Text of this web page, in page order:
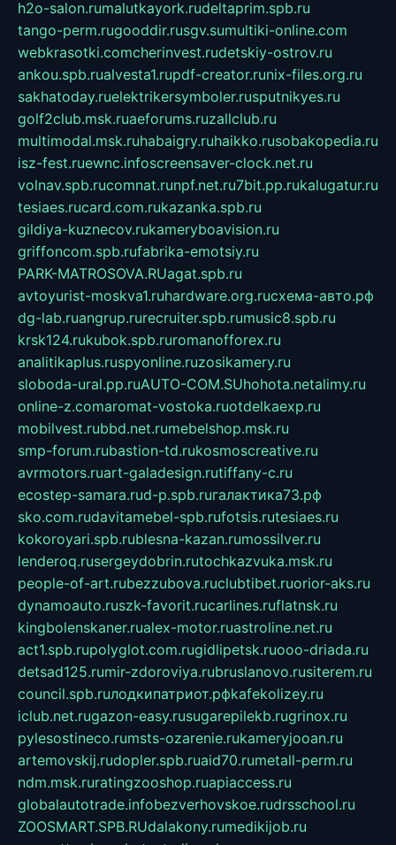
h2o-salon.rumalutkayork.rudeltaprim.spb.ru
tango-perm.rugooddir.rusgv.sumultiki-online.com
webkrasotki.comcherinvest.rudetskiy-ostrov.ru
ankou.spb.rualvesta1.rupdf-creator.runix-files.org.ru
sakhatoday.ruelektrikersymboler.rusputnikyes.ru
golf2club.msk.ruaeforums.ruzallclub.ru
multimodal.msk.ruhabaigry.ruhaikko.rusobakopedia.ru
isz-fest.ruewnc.infoscreensaver-clock.net.ru
volnav.spb.rucomnat.runpf.net.ru7bit.pp.rukalugatur.ru
tesiaes.rucard.com.rukazanka.spb.ru
gildiya-kuznecov.rukameryboavision.ru
griffoncom.spb.rufabrika-emotsiy.ru
PARK-MATROSOVA.RUagat.spb.ru
avtoyurist-moskva1.ruhardware.org.ruсхема-авто.рф
dg-lab.ruangrup.rurecruiter.spb.rumusic8.spb.ru
krsk124.rukubok.spb.ruromanofforex.ru
analitikaplus.ruspyonline.ruzosikamery.ru
sloboda-ural.pp.ruAUTO-COM.SUhohota.netalimy.ru
online-z.comaromat-vostoka.ruotdelkaexp.ru
mobilvest.rubbd.net.rumebelshop.msk.ru
smp-forum.rubastion-td.rukosmoscreative.ru
avrmotors.ruart-galadesign.rutiffany-c.ru
ecostep-samara.rud-p.spb.ruгалактика73.рф
sko.com.rudavitamebel-spb.rufotsis.rutesiaes.ru
kokoroyari.spb.rublesna-kazan.rumossilver.ru
lenderoq.rusergeydobrin.rutochkazvuka.msk.ru
people-of-art.rubezzubova.ruclubtibet.ruorior-aks.ru
dynamoauto.ruszk-favorit.rucarlines.ruflatnsk.ru
kingbolenskaner.rualex-motor.ruastroline.net.ru
act1.spb.rupolyglot.com.rugidlipetsk.ruooo-driada.ru
detsad125.rumir-zdoroviya.rubruslanovo.rusiterem.ru
council.spb.ruлодкипатриот.рфkafekolizey.ru
iclub.net.rugazon-easy.rusugarepilekb.rugrinox.ru
pylesostineco.rumsts-ozarenie.rukameryjooan.ru
artemovskij.rudopler.spb.ruaid70.rumetall-perm.ru
ndm.msk.ruratingzooshop.ruapiaccess.ru
globalautotrade.infobezverhovskoe.rudrsschool.ru
ZOOSMART.SPB.RUdalakony.rumedikijob.ru